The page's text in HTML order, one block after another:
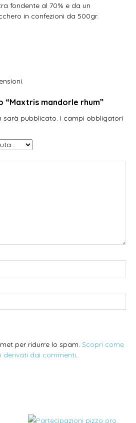
fondente al 70% e da un
in confezioni da 500gr.
“Maxtris mandorle rhum”
sarà pubblicato. I campi obbligatori
per ridurre lo spam. Scopri come
derivati dai commenti